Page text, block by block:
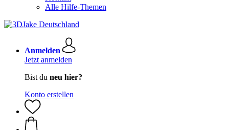
Alle Hilfe-Themen
Anmelden
Jetzt anmelden
Bist du neu hier?
Konto erstellen